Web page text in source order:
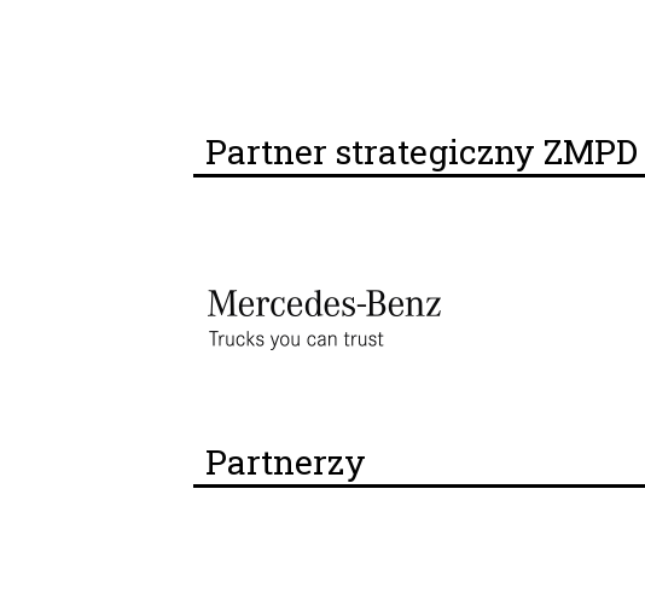
Partner strategiczny ZMPD
Partnerzy